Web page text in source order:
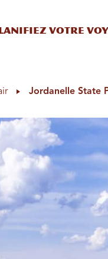
votre
Jordanelle State